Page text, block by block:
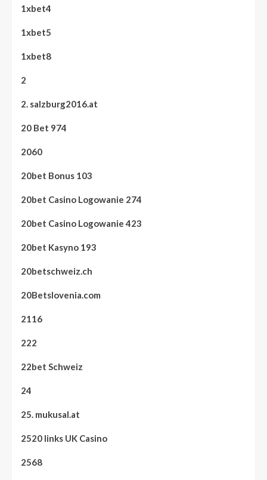
1xbet4
1xbet5
1xbet8
2
2. salzburg2016.at
20 Bet 974
2060
20bet Bonus 103
20bet Casino Logowanie 274
20bet Casino Logowanie 423
20bet Kasyno 193
20betschweiz.ch
20Betslovenia.com
2116
222
22bet Schweiz
24
25. mukusal.at
2520 links UK Casino
2568